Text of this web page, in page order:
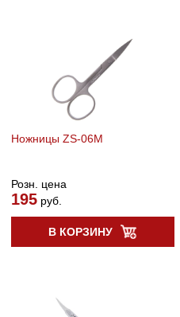
Ножницы ZS-06M
Розн. цена
195руб.
В КОРЗИНУ